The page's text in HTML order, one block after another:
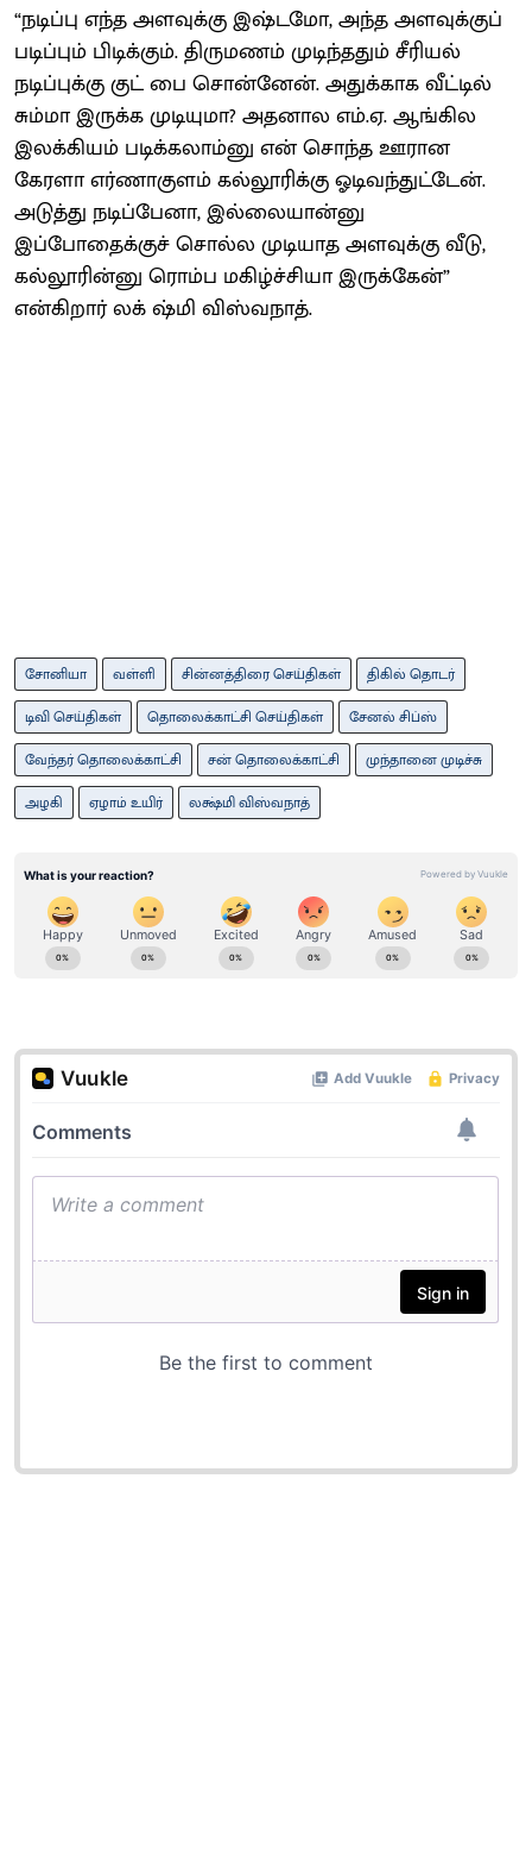
“நடிப்பு எந்த அளவுக்கு இஷ்டமோ, அந்த அளவுக்குப்
படிப்பும் பிடிக்கும். திருமணம் முடிந்ததும் சீரியல்
நடிப்புக்கு குட் பை சொன்னேன். அதுக்காக வீட்டில்
சும்மா இருக்க முடியுமா? அதனால எம்.ஏ. ஆங்கில
இலக்கியம் படிக்கலாம்னு என் சொந்த ஊரான
கேரளா எர்ணாகுளம் கல்லூரிக்கு ஓடிவந்துட்டேன்.
அடுத்து நடிப்பேனா, இல்லையான்னு
இப்போதைக்குச் சொல்ல முடியாத அளவுக்கு வீடு,
கல்லூரின்னு ரொம்ப மகிழ்ச்சியா இருக்கேன்”
என்கிறார் லக் ஷ்மி விஸ்வநாத்.
சோனியா வள்ளி சின்னத்திரை செய்திகள்
திகில் தொடர்
டிவி செய்திகள்
தொலைக்காட்சி செய்திகள்
சேனல் சிப்ஸ்
வேந்தர் தொலைக்காட்சி
சன் தொலைக்காட்சி
முந்தானை முடிச்சு
அழகி
ஏழாம் உயிர் லக்ஷ்மி விஸ்வநாத்